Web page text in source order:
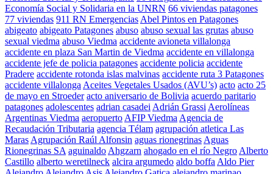
Economía Social y Solidaria en la UNRN 66 viviendas patagones
77 viviendas 911 RN Emergencias Abel Pintos en Patagones
abigeato abigeato Patagones abuso abuso sexual las grutas abuso
sexual viedma abuso Viedma accidente avioneta villalonga
accidente en plaza San Martin de Viedma accidente en villalonga
accidente jefe de policia patagones accidente policia accidente
Pradere accidente rotonda islas malvinas accidente ruta 3 Patagones
accidente villalonga Aceites Vegetales Usados (AVU’s) acto acto 25
de mayo en Stroeder acto aniversario de Bolivia acuerdo paritario
patagones adolescentes adrian casadei Adrián Grassi Aerolíneas
Argentinas Viedma aeropuerto AFIP Viedma Agencia de
Recaudación Tributaria agencia Télam agrupación atletica Las
Maras Agrupación Raúl Alfonsin aguas rionegrinas Aguas
Rionegrinas SA aguinaldo Ahgzarn ahogado en el río Negro Alberto
Castillo alberto weretilneck alcira argumedo aldo boffa Aldo Pier